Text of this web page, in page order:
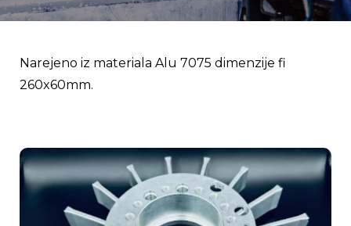
Narejeno iz materiala Alu 7075 dimenzije fi
260x60mm.